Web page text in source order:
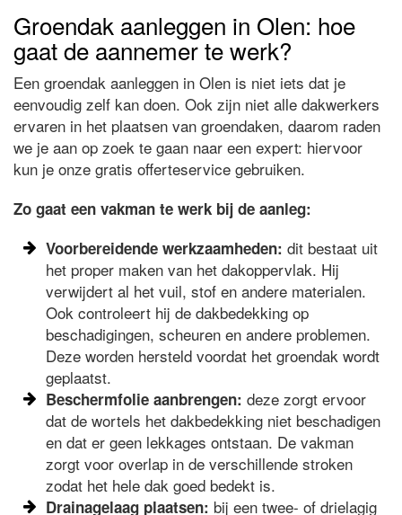
Groendak aanleggen in Olen: hoe
gaat de aannemer te werk?
Een groendak aanleggen in Olen is niet iets dat je
eenvoudig zelf kan doen. Ook zijn niet alle dakwerkers
ervaren in het plaatsen van groendaken, daarom raden
we je aan op zoek te gaan naar een expert: hiervoor
kun je onze gratis offerteservice gebruiken.
Zo gaat een vakman te werk bij de aanleg:
Voorbereidende werkzaamheden: dit bestaat uit
het proper maken van het dakoppervlak. Hij
verwijdert al het vuil, stof en andere materialen.
Ook controleert hij de dakbedekking op
beschadigingen, scheuren en andere problemen.
Deze worden hersteld voordat het groendak wordt
geplaatst.
Beschermfolie aanbrengen: deze zorgt ervoor
dat de wortels het dakbedekking niet beschadigen
en dat er geen lekkages ontstaan. De vakman
zorgt voor overlap in de verschillende stroken
zodat het hele dak goed bedekt is.
Drainagelaag plaatsen: bij een twee- of drielagig